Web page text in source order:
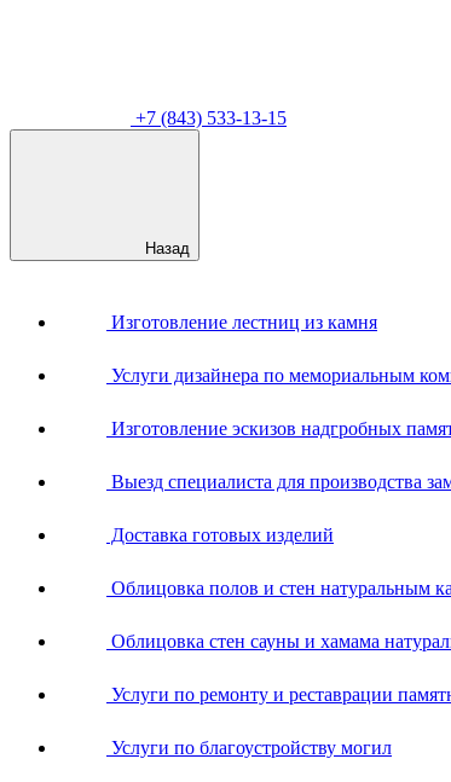
+7 (843) 533-13-15
Назад
Изготовление лестниц из камня
Услуги дизайнера по мемориальным
Изготовление эскизов надгробных
Выезд специалиста для производства
Доставка готовых изделий
Облицовка полов и стен натуральным
Облицовка стен сауны и хамама
Услуги по ремонту и реставрации
Услуги по благоустройству могил